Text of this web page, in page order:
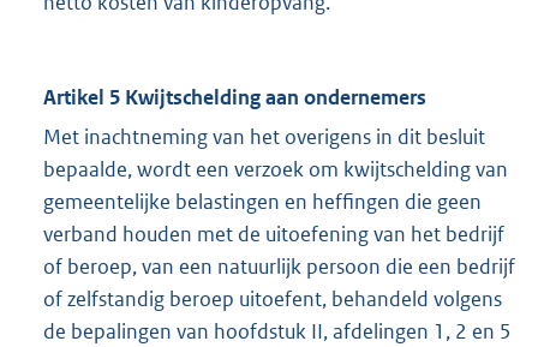
Artikel 5 Kwijtschelding aan ondernemers
Met inachtneming van het overigens in dit besluit
bepaalde, wordt een verzoek om kwijtschelding van
gemeentelijke belastingen en heffingen die geen
verband houden met de uitoefening van het bedrijf
of beroep, van een natuurlijk persoon die een bedrijf
of zelfstandig beroep uitoefent, behandeld volgens
de bepalingen van hoofdstuk II, afdelingen 1, 2 en 5